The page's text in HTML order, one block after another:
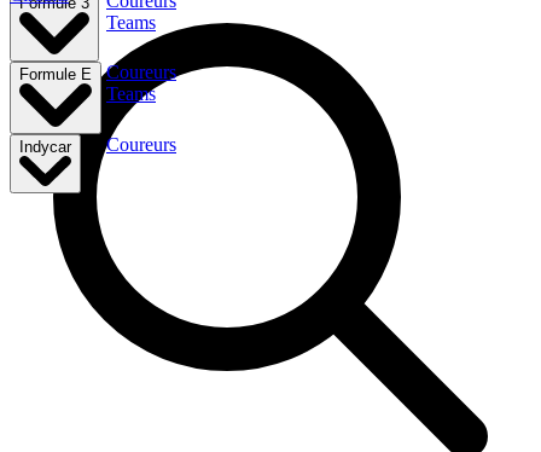
Teams
Formule E
Coureurs
Teams
Indycar Coureurs